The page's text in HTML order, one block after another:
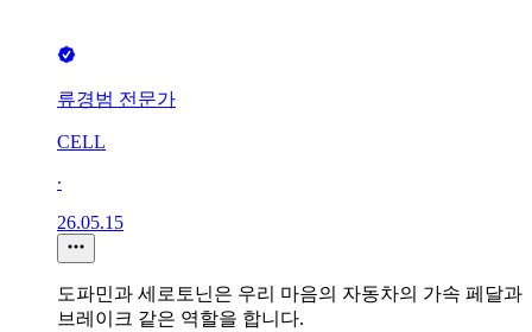
류경범 전문가
CELL
∙
26.05.15
도파민과 세로토닌은 우리 마음의 자동차의 가속 페달과
브레이크 같은 역할을 합니다.